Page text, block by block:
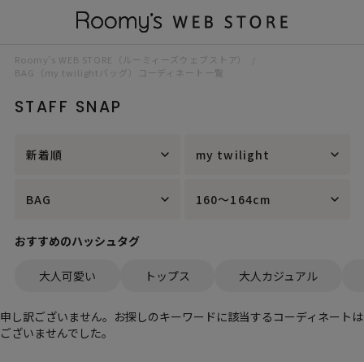
Roomy’s WEB STORE（ルーミィーズウェブストア）
BAG（my twilightバッグ）コーディネート一覧
STAFF SNAP
新着順 my twilight
BAG 160～164cm
おすすめのハッシュタグ
大人可愛い トップス 大人カジュアル
申し訳ございません。お探しのキーワードに該当するコーディネートは
ございませんでした。